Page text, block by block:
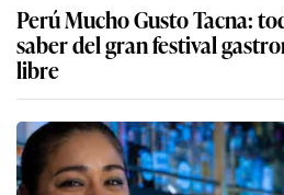
Perú Mucho Gusto Tacna:
saber del gran festival
libre